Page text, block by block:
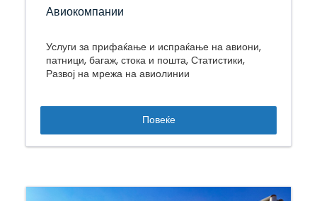
Авиокомпании
Услуги за прифаќање и испраќање на авиони,
патници, багаж, стока и пошта, Статистики,
Развој на мрежа на авиолинии
Повеќе